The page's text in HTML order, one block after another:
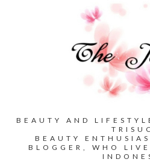
BEAUTY AND
BEAUTY
BLOGGER, WHO